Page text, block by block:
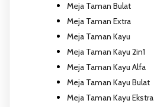
Meja Taman Bulat
Meja Taman Extra
Meja Taman Kayu
Meja Taman Kayu 2in1
Meja Taman Kayu Alfa
Meja Taman Kayu Bulat
Meja Taman Kayu Ekstra